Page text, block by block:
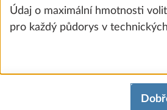
Příprava na autonomní
regulátoru nabíjení s
Údaj o maximální hmotnosti
pro každý půdorys v